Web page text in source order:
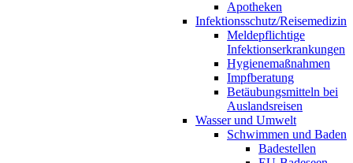
Apotheken
Infektionsschutz/Reisemedizin
Meldepflichtige
Infektionserkrankungen
Hygienemaßnahmen
Impfberatung
Betäubungsmitteln bei
Auslandsreisen
Wasser und Umwelt
Schwimmen und Baden
Badestellen